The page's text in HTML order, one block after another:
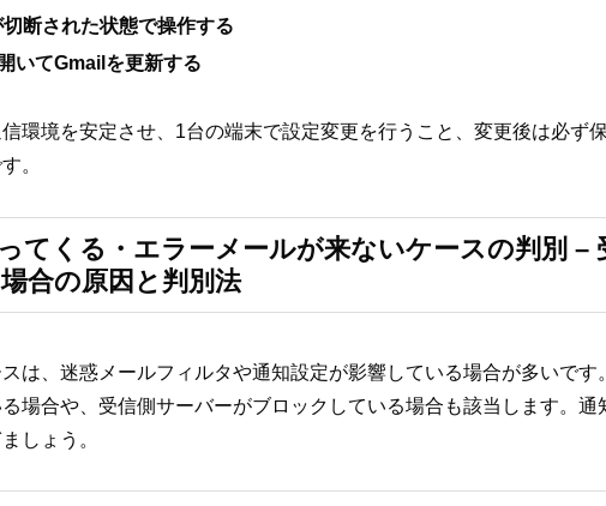
断された状態で操作する
いてGmailを更新する
環境を安定させ、1台の端末で設定変更を行うこと、変更後は必ず
。
てくる・エラーメールが来ないケースの判別 –
合の原因と判別法
は、迷惑メールフィルタや通知設定が影響している場合が多いです
場合や、受信側サーバーがブロックしている場合も該当します。通
しょう。